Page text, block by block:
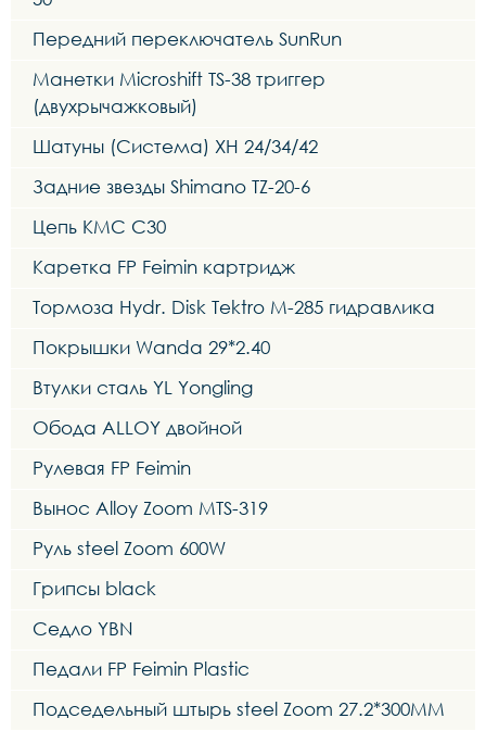
Передний переключатель SunRun
Манетки Microshift TS-38 триггер
(двухрычажковый)
Шатуны (Система) XH 24/34/42
Задние звезды Shimano TZ-20-6
Цепь KMC C30
Каретка FP Feimin картридж
Тормоза Hydr. Disk Tektro M-285 гидравлика
Покрышки Wanda 29*2.40
Втулки сталь YL Yongling
Обода ALLOY двойной
Рулевая FP Feimin
Вынос Alloy Zoom MTS-319
Руль steel Zoom 600W
Грипсы black
Седло YBN
Педали FP Feimin Plastic
Подседельный штырь steel Zoom 27.2*300MM